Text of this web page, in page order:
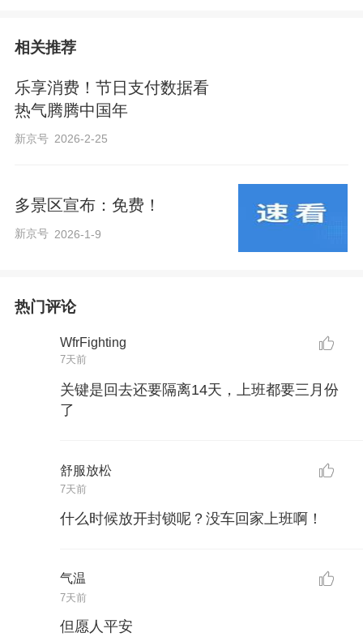
相关推荐
乐享消费！节日支付数据看
热气腾腾中国年
新京号 2026-2-25
多景区宣布：免费！
新京号 2026-1-9
热门评论
WfrFighting
7天前
关键是回去还要隔离14天，上班都要三月份
了
舒服放松
7天前
什么时候放开封锁呢？没车回家上班啊！
气温
7天前
但愿人平安